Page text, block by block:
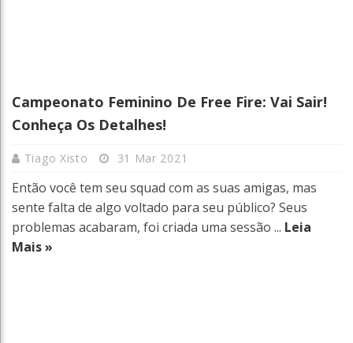
Campeonato Feminino De Free Fire: Vai Sair!
Conheça Os Detalhes!
Tiago Xisto 31 Mar 2021
Então você tem seu squad com as suas amigas, mas
sente falta de algo voltado para seu público? Seus
problemas acabaram, foi criada uma sessão ... Leia
Mais »